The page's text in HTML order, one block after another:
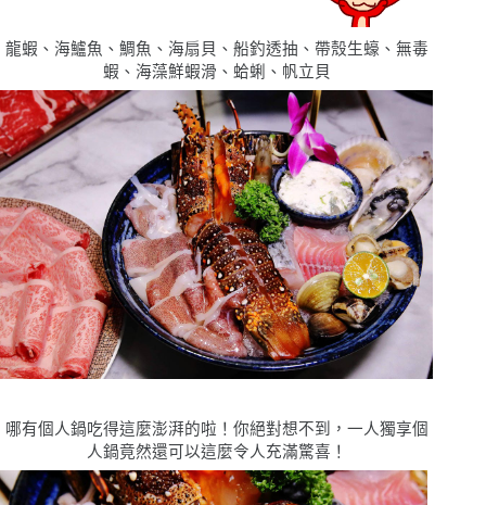
龍蝦、海鱸魚、鯛魚、海扇貝、船釣透抽、帶殼生蠔、無毒
蝦、海藻鮮蝦滑、蛤蜊、帆立貝
哪有個人鍋吃得這麼澎湃的啦！你絕對想不到，一人獨享個
人鍋竟然還可以這麼令人充滿驚喜！